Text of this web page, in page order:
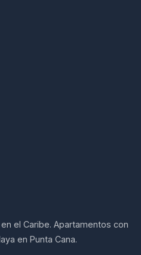
el Caribe. Apartamentos con
en Punta Cana.